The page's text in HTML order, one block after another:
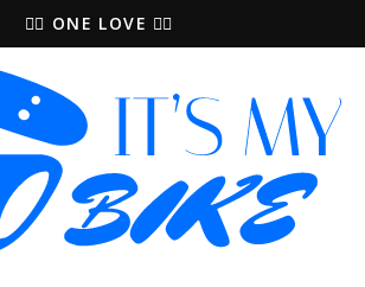
🚵‍♀️ ONE LOVE 🚴‍♀️